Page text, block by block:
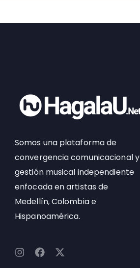
Somos una plataforma de
convergencia comunicacional y
gestión musical independiente
enfocada en artistas de
Medellín, Colombia e
Hispanoamérica.
I
F
X